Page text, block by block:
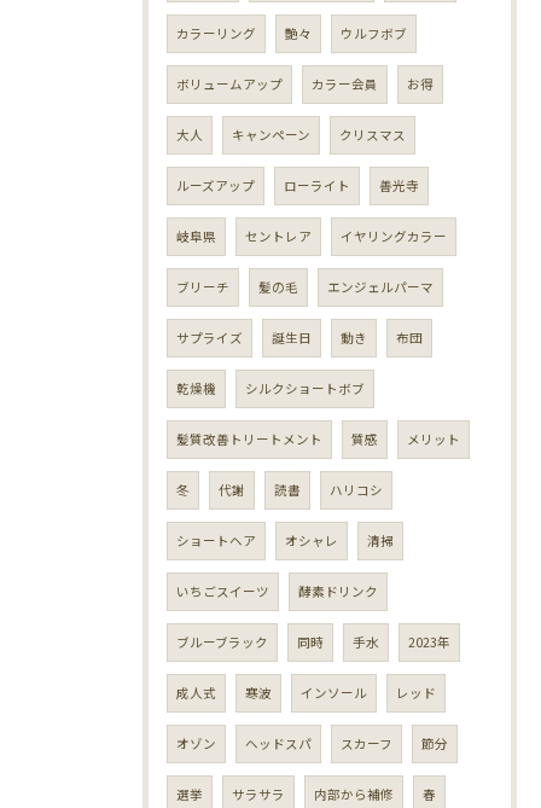
カラーリング 艶々 ウルフボブ
ボリュームアップ カラー会員 お得
大人 キャンペーン クリスマス
ルーズアップ ローライト 善光寺
岐阜県 セントレア イヤリングカラー
ブリーチ 髪の毛 エンジェルパーマ
サプライズ 誕生日 動き 布団
乾燥機 シルクショートボブ
髪質改善トリートメント 質感 メリット
冬 代謝 読書 ハリコシ
ショートヘア オシャレ 清掃
いちごスイーツ 酵素ドリンク
ブルーブラック 同時 手水 2023年
成人式 寒波 インソール レッド
オゾン ヘッドスパ スカーフ 節分
選挙 サラサラ 内部から補修 春